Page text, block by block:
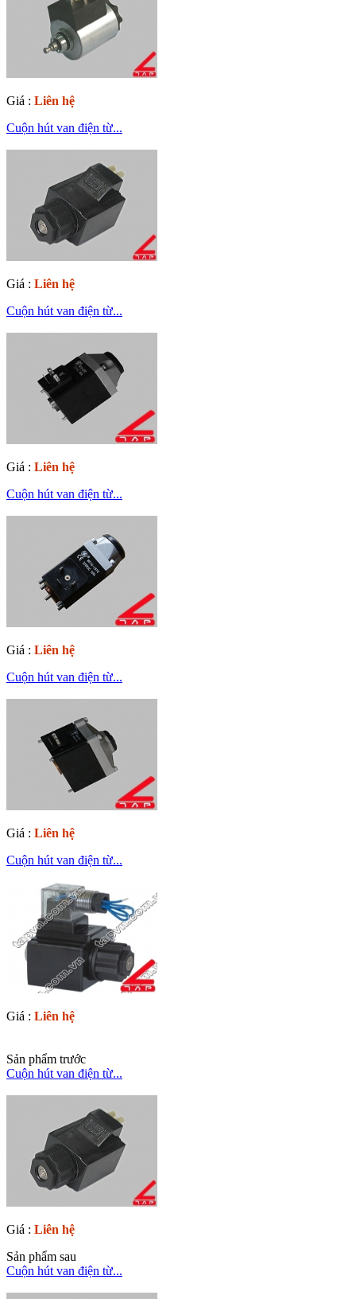
Giá : Liên hệ
Cuộn hút van điện từ...
Giá : Liên hệ
Cuộn hút van điện từ...
Giá : Liên hệ
Cuộn hút van điện từ...
Giá : Liên hệ
Cuộn hút van điện từ...
Giá : Liên hệ
Cuộn hút van điện từ...
Giá : Liên hệ
Sản phẩm trước
Cuộn hút van điện từ...
Giá : Liên hệ
Sản phẩm sau
Cuộn hút van điện từ...